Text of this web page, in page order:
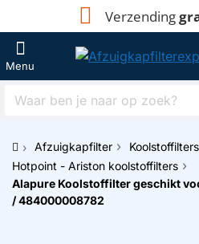
Verzending
Waar
naar
op
zoek?
h
o
m
Afzuigkapfilter
Hotpoint - Ariston koolstoffilters
Alapure Koolstoffilter geschikt
/ 484000008782